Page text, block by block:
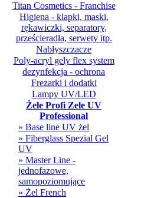
Titan Cosmetics - Franchise
Higiena - klapki, maski,
rękawiczki, separatory,
prześcieradła, serwety itp.
Nabłyszczacze
Poly-acryl gely flex system
dezynfekcja - ochrona
Frezarki i dodatki
Lampy UV/LED
Żele Profi Zele UV
Professional
» Base line UV żel
» Fiberglass Spezial Gel
UV
» Master Line -
jednofazowe,
samopoziomujące
» Żel French